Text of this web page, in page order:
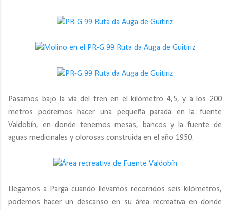
Pasamos bajo la vía del tren en el kilómetro 4,5, y a los 200
metros podremos hacer una pequeña parada en la fuente
Valdobín, en donde tenemos mesas, bancos y la fuente de
aguas medicinales y olorosas construida en el año 1950.
Llegamos a Parga cuando llevamos recorridos seis kilómetros,
podemos hacer un descanso en su área recreativa en donde